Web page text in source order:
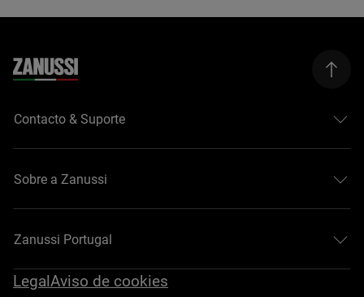
Contacto & Suporte
Sobre a Zanussi
Zanussi Portugal
LegalAviso de cookies